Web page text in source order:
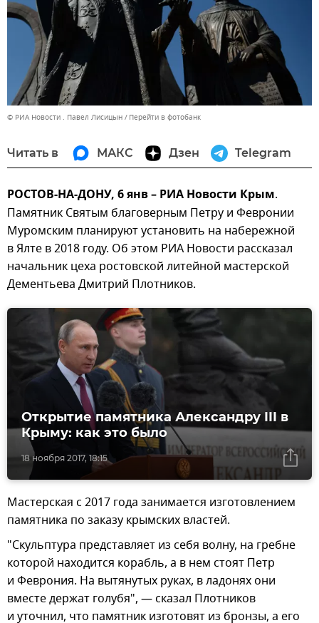
© РИА Новости . Павел Лисицын Перейти в фотобанк
Читать в МАКС Дзен Telegram
РОСТОВ-НА-ДОНУ, 6 янв – РИА Новости Крым.
Памятник Святым благоверным Петру и Февронии
Муромским планируют установить на набережной
в Ялте в 2018 году. Об этом РИА Новости рассказал
начальник цеха ростовской литейной мастерской
Дементьева Дмитрий Плотников.
18 ноября 2017, 18:15
Открытие памятника Александру III в
Крыму: как это было
Мастерская с 2017 года занимается изготовлением
памятника по заказу крымских властей.
"Скульптура представляет из себя волну, на гребне
которой находится корабль, а в нем стоят Петр
и Феврония. На вытянутых руках, в ладонях они
вместе держат голубя", — сказал Плотников
и уточнил, что памятник изготовят из бронзы, а его